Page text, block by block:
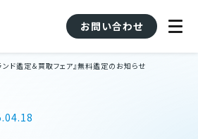
お問い合わせ
ンド鑑定＆買取フェア』無料鑑定のお知らせ